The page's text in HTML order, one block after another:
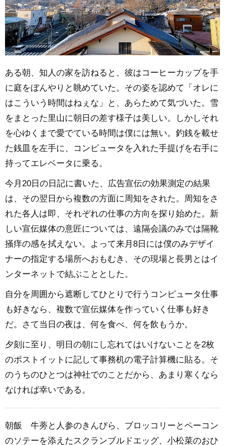
ある朝、知人の家を訪ねると、彼はコーヒーカップを手
に庭をぼんやりと眺めていた。その姿を認めて「オレに
はこういう時間はねぇな」と、あらためて気づいた。雪
をまとった里山に朝日の差す様子は美しい。しかしそれ
を心ゆくまで愛でている時間は僕には無い。釣銭を載せ
た銭皿を左手に、コンピュータを入れた手提げを右手に
持ってエレベータに乗る。
今月20日の日記に書いた、広告宣伝の効果測定の結果
は、その翌日から複数の方面に周知をされた。周知をさ
れた各人は即、それぞれの仕事の方向を探り始めた。新
しい宣伝媒体の意匠については、遠隔会議のみでは隔靴
掻痒の感を拭えない。よって来月8日には僕のみデザイ
ナーの指定する場所へおもむき、その現場と長男とはイ
ンターネットで結ぶこととした。
自分を周囲から遮断してひとりで行うコンピュータ仕事
も好きなら、複数で宣伝媒体を作っていく仕事も好き
だ。さて当日の夜は、何を食べ、何を飲もうか。
夕刻に至り、明日の朝にし忘れてはいけないことを2枚
のポストイットに記して事務机の電子計算機に貼る。そ
のうちのひとつは神社でのことだから、あまり寒くなら
なければ幸いである。
朝飯 牛蒡と人参のきんぴら、ブロッコリーとペーコン
のソテーを添えたスクランブルドエッグ、小松菜のおひ